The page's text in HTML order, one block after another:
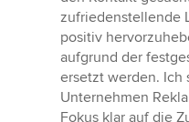
zufriedenstellende
positiv
aufgrund der
ersetzt werden. Ich
Unternehmen
Fokus klar auf die